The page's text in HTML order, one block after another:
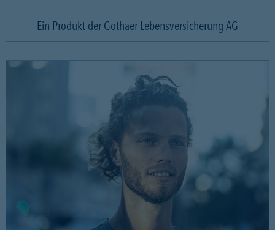
Ein Produkt der Gothaer Lebensversicherung AG